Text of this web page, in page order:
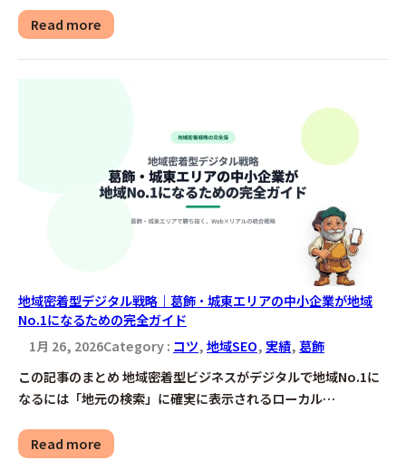
Read more
地域密着型デジタル戦略｜葛飾・城東エリアの中小企業が地域
No.1になるための完全ガイド
1月 26, 2026Category : コツ, 地域SEO, 実績, 葛飾
この記事のまとめ 地域密着型ビジネスがデジタルで地域No.1に
なるには「地元の検索」に確実に表示されるローカル…
Read more